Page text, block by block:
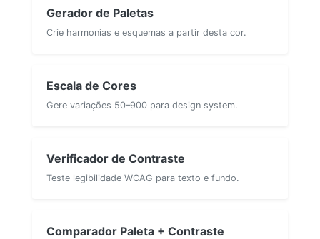
Gerador de Paletas
Crie harmonias e esquemas a partir desta cor.
Escala de Cores
Gere variações 50–900 para design system.
Verificador de Contraste
Teste legibilidade WCAG para texto e fundo.
Comparador Paleta + Contraste